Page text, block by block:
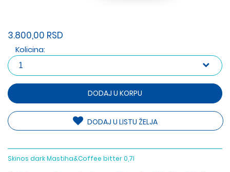
3.800,00 RSD
Kolicina:
DODAJ U KORPU
DODAJ U LISTU ŽELJA
Skinos dark Mastiha&Coffee bitter 0,7l